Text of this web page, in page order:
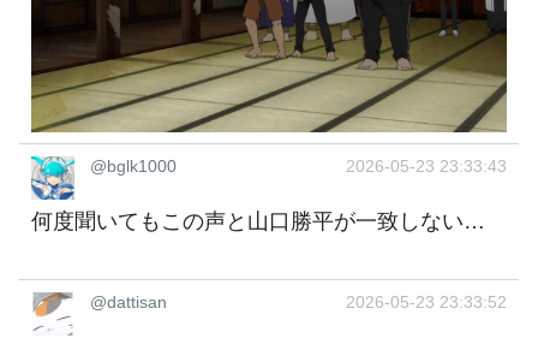
@bglk1000 2026-05-23 23:33:43
何度聞いてもこの声と山口勝平が一致しない…
@dattisan 2026-05-23 23:33:52